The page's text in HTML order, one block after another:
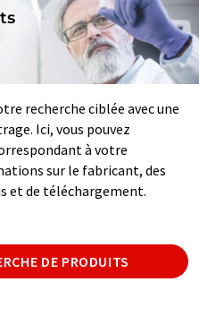
recherche ciblée avec une
Ici, vous pouvez
à votre
sur le fabricant, des
et de téléchargement.
DE PRODUITS